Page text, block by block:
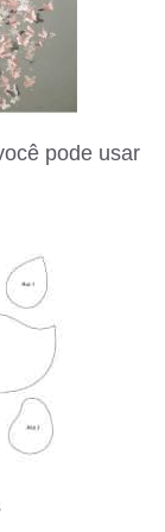
pode usar